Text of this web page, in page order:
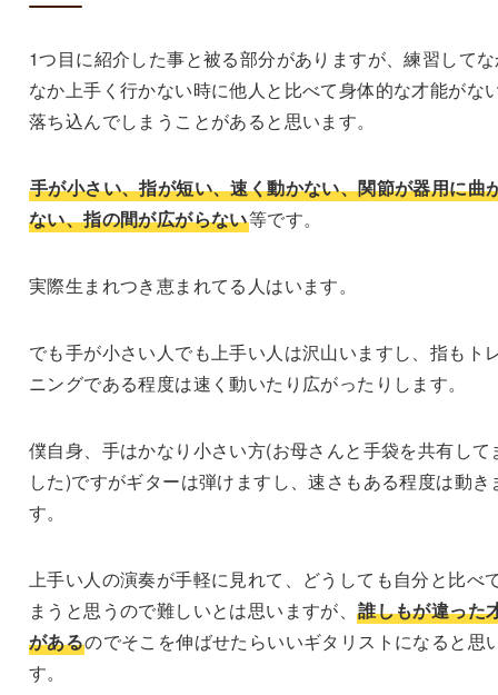
1つ目に紹介した事と被る部分がありますが、練習して
なか上手く行かない時に他人と比べて身体的な才能がな
落ち込んでしまうことがあると思います。
手が小さい、指が短い、速く動かない、関節が器用に曲
ない、指の間が広がらない等です。
実際生まれつき恵まれてる人はいます。
でも手が小さい人でも上手い人は沢山いますし、指もト
ニングである程度は速く動いたり広がったりします。
僕自身、手はかなり小さい方(お母さんと手袋を共有して
した)ですがギターは弾けますし、速さもある程度は動き
す。
上手い人の演奏が手軽に見れて、どうしても自分と比べ
まうと思うので難しいとは思いますが、誰しもが違った
があるのでそこを伸ばせたらいいギタリストになると思
す。